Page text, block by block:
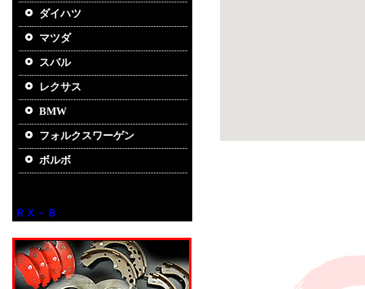
ダイハツ
マツダ
スバル
レクサス
BMW
フォルクスワーゲン
ボルボ
ＲＸ－８